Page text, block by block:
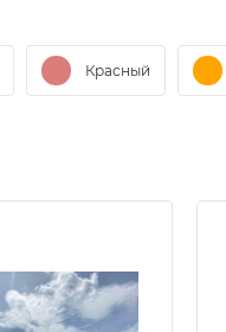
Красный